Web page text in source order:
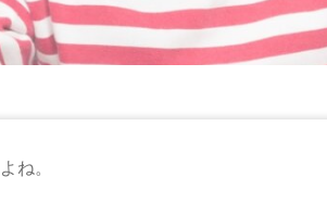
ね。